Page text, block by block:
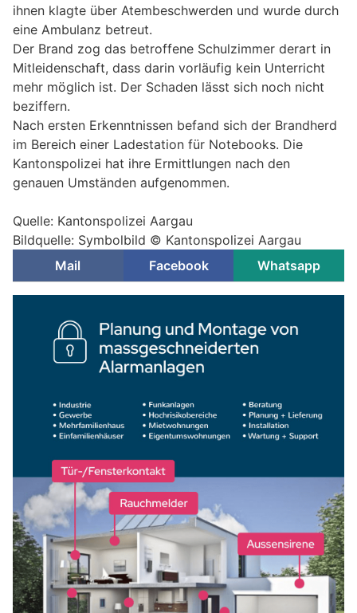
ihnen klagte über Atembeschwerden und wurde durch
eine Ambulanz betreut.
Der Brand zog das betroffene Schulzimmer derart in
Mitleidenschaft, dass darin vorläufig kein Unterricht
mehr möglich ist. Der Schaden lässt sich noch nicht
beziffern.
Nach ersten Erkenntnissen befand sich der Brandherd
im Bereich einer Ladestation für Notebooks. Die
Kantonspolizei hat ihre Ermittlungen nach den
genauen Umständen aufgenommen.
Quelle: Kantonspolizei Aargau
Bildquelle: Symbolbild © Kantonspolizei Aargau
Mail
Facebook Whatsapp